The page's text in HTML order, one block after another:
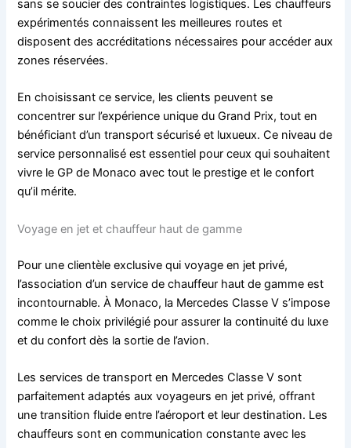
sans se soucier des contraintes logistiques. Les chauffeurs
expérimentés connaissent les meilleures routes et
disposent des accréditations nécessaires pour accéder aux
zones réservées.
En choisissant ce service, les clients peuvent se
concentrer sur l’expérience unique du Grand Prix, tout en
bénéficiant d’un transport sécurisé et luxueux. Ce niveau de
service personnalisé est essentiel pour ceux qui souhaitent
vivre le GP de Monaco avec tout le prestige et le confort
qu’il mérite.
Voyage en jet et chauffeur haut de gamme
Pour une clientèle exclusive qui voyage en jet privé,
l’association d’un service de chauffeur haut de gamme est
incontournable. À Monaco, la Mercedes Classe V s’impose
comme le choix privilégié pour assurer la continuité du luxe
et du confort dès la sortie de l’avion.
Les services de transport en Mercedes Classe V sont
parfaitement adaptés aux voyageurs en jet privé, offrant
une transition fluide entre l’aéroport et leur destination. Les
chauffeurs sont en communication constante avec les